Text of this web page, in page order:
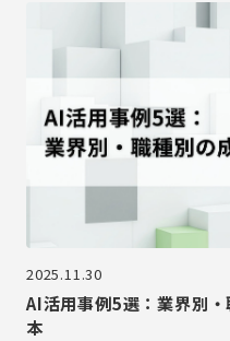
2025.11.30
AI活用事例5選：業界別
本